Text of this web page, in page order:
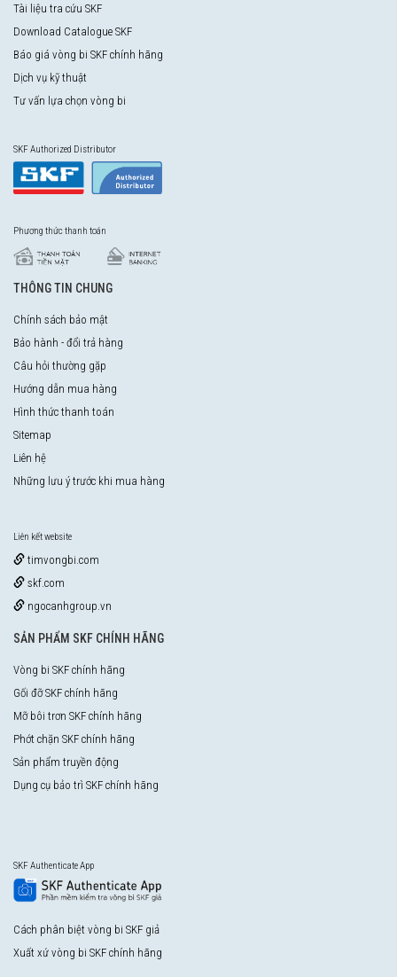
Tài liệu tra cứu SKF
Download Catalogue SKF
Báo giá vòng bi SKF chính hãng
Dịch vụ kỹ thuật
Tư vấn lựa chọn vòng bi
SKF Authorized Distributor
Phương thức thanh toán
THÔNG TIN CHUNG
Chính sách bảo mật
Bảo hành - đổi trả hàng
Câu hỏi thường gặp
Hướng dẫn mua hàng
Hình thức thanh toán
Sitemap
Liên hệ
Những lưu ý trước khi mua hàng
Liên kết website
timvongbi.com
skf.com
ngocanhgroup.vn
SẢN PHẨM SKF CHÍNH HÃNG
Vòng bi SKF chính hãng
Gối đỡ SKF chính hãng
Mỡ bôi trơn SKF chính hãng
Phớt chặn SKF chính hãng
Sản phẩm truyền động
Dụng cụ bảo trì SKF chính hãng
SKF Authenticate App
Cách phân biệt vòng bi SKF giả
Xuất xứ vòng bi SKF chính hãng